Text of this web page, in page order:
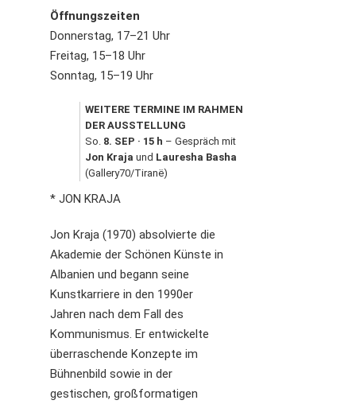
Öffnungszeiten
Donnerstag, 17–21 Uhr
Freitag, 15–18 Uhr
Sonntag, 15–19 Uhr
WEITERE TERMINE IM RAHMEN
DER AUSSTELLUNG
So. 8. SEP · 15 h
– Gespräch mit
Jon Kraja und Lauresha Basha
(Gallery70/Tiranë)
* JON KRAJA
Jon Kraja (1970) absolvierte die
Akademie der Schönen Künste in
Albanien und begann seine
Kunstkarriere in den 1990er
Jahren nach dem Fall des
Kommunismus. Er entwickelte
überraschende Konzepte im
Bühnenbild sowie in der
gestischen, großformatigen